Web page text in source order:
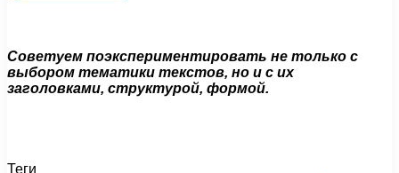
Советуем поэкспериментировать не только с
выбором тематики текстов, но и с их
заголовками, структурой, формой.
Теги